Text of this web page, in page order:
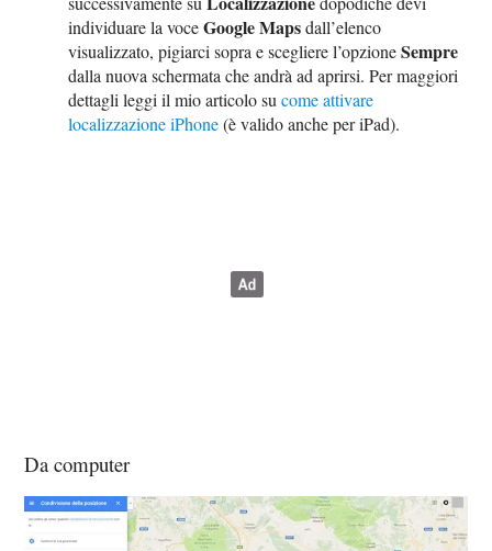
individuare la voceGoogle Mapsdall’elenco
visualizzato, pigiarci sopra e scegliere l’opzioneSempre
dalla nuova schermata che andrà ad aprirsi. Per maggiori
dettagli leggi il mio articolo sucome attivare
localizzazione iPhone(è valido anche per iPad).
Da computer